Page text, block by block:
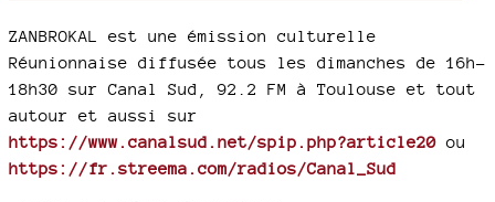
ZANBROKAL est une émission culturelle
Réunionnaise diffusée tous les dimanches de 16h-
18h30 sur Canal Sud, 92.2 FM à Toulouse et tout
autour et aussi sur
https://www.canalsud.net/spip.php?article20 ou
https://fr.streema.com/radios/Canal_Sud